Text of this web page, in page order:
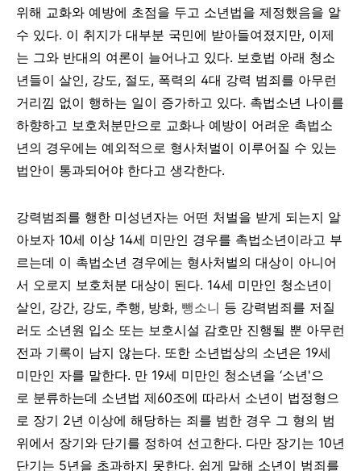
위해 교화와 예방에 초점을 두고 소년법을 제정했음을 알
수 있다. 이 취지가 대부분 국민에 받아들여졌지만, 이제
는 그와 반대의 여론이 늘어나고 있다. 보호법 아래 청소
년들이 살인, 강도, 절도, 폭력의 4대 강력 범죄를 아무런
거리낌 없이 행하는 일이 증가하고 있다. 촉법소년 나이를
하향하고 보호처분만으로 교화나 예방이 어려운 촉법소
년의 경우에는 예외적으로 형사처벌이 이루어질 수 있는
법안이 통과되어야 한다고 생각한다.
강력범죄를 행한 미성년자는 어떤 처벌을 받게 되는지 알
아보자 10세 이상 14세 미만인 경우를 촉법소년이라고 부
르는데 이 촉법소년 경우에는 형사처벌의 대상이 아니어
서 오로지 보호처분 대상이 된다. 14세 미만인 청소년이
살인, 강간, 강도, 추행, 방화, 뺑소니 등 강력범죄를 저질
러도 소년원 입소 또는 보호시설 감호만 진행될 뿐 아무런
전과 기록이 남지 않는다. 또한 소년법상의 소년은 19세
미만인 자를 말한다. 만 19세 미만인 청소년을 ‘소년'으
로 분류하는데 소년법 제60조에 따라서 소년이 법정형으
로 장기 2년 이상에 해당하는 죄를 범한 경우 그 형의 범
위에서 장기와 단기를 정하여 선고한다. 다만 장기는 10년
단기는 5년을 초과하지 못한다. 쉽게 말해 소년이 범죄를